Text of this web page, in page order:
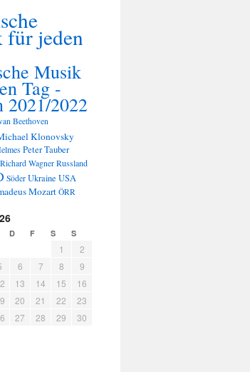
für jeden
Musik
Tag -
2021/2022
Beethoven
Klonovsky
Peter Tauber
Richard Wagner Russland
Söder Ukraine USA
Mozart ÖRR
D F S S
1
2
6 7 8
9
13 14 15
16
20 21 22
23
27 28 29
30